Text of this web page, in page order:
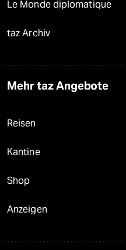
Le Monde diplomatique
taz Archiv
Mehr taz Angebote
Reisen
Kantine
Shop
Anzeigen